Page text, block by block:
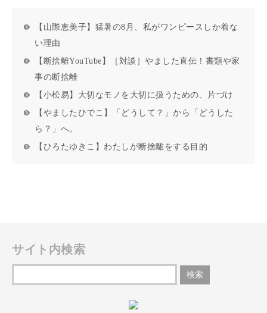
【山際恵美子】猛暑の8月、私がワンピースしか着な
い理由
【断捨離YouTube】［対談］やました直伝！書類や家
事の断捨離
【小松易】大切なモノを大切に扱うための、片づけ
【やましたひでこ】「どうして？」から「どうした
ら？」へ。
【ひろたゆきこ】わたしが断捨離をする目的
サイト内検索